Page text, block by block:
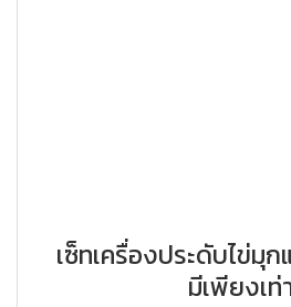
เซ็ทเครื่องประดับไข่มุก
มีเพียงเท่